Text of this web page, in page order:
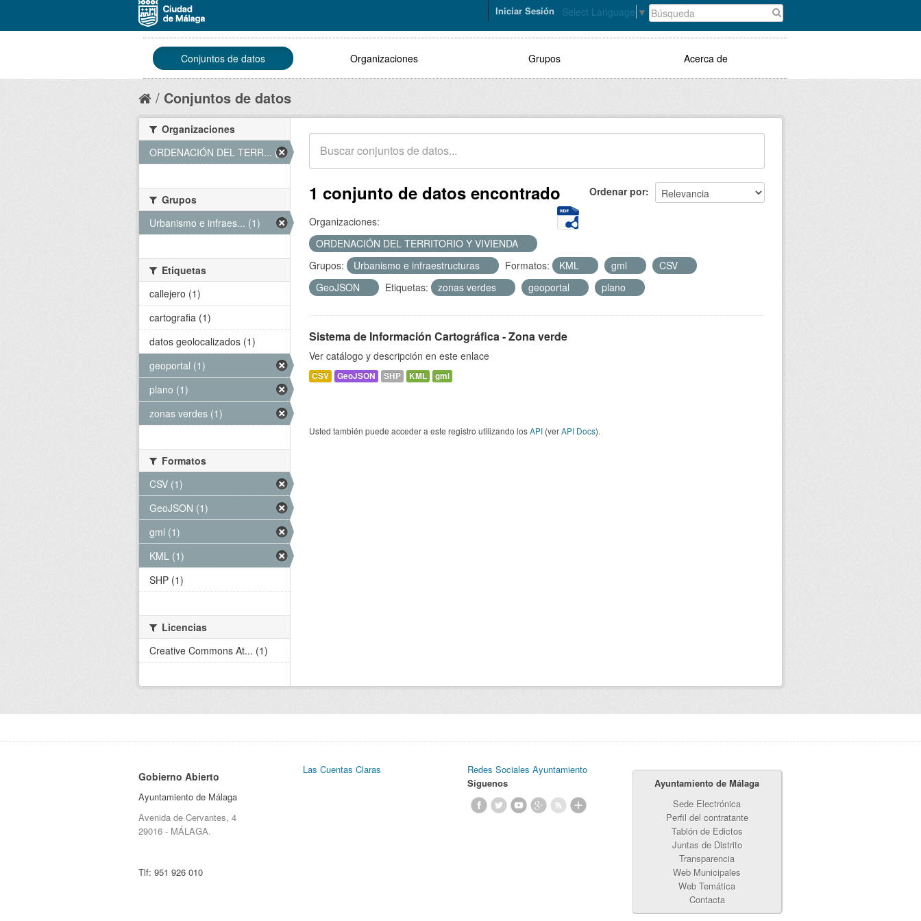
Select Language ▼
Iniciar Sesión
Conjuntos de datos Organizaciones Grupos Acerca de
Conjuntos de datos
Ordenar por
1 conjunto de datos encontrado
Organizaciones:
ORDENACIÓN DEL TERRITORIO Y VIVIENDA
Grupos:
Urbanismo e infraestructuras Formatos: KML gml
CSV
GeoJSON
Etiquetas: zonas verdes geoportal plano
Sistema de Información Cartográfica - Zona verde
Ver catálogo y descripción en este enlace
CSV GeoJSON SHP KML gml
Usted también puede acceder a este registro utilizando losAPI (verAPI Docs).
Organizaciones
ORDENACIÓN DEL TERR... (1)
Grupos
Urbanismo e infraes... (1)
Etiquetas
callejero (1)
cartografia (1)
datos geolocalizados (1)
geoportal (1)
plano (1)
zonas verdes (1)
Formatos
CSV (1)
GeoJSON (1)
gml (1)
KML (1)
SHP (1)
Licencias
Creative Commons At... (1)
Gobierno Abierto
Ayuntamiento de Málaga
Avenida de Cervantes, 4
29016 - MÁLAGA.
Tlf: 951 926 010
Las Cuentas Claras
Redes Sociales Ayuntamiento
Síguenos
Ayuntamiento de Málaga
Sede Electrónica
Perfil del contratante
Tablón de Edictos
Juntas de Distrito
Transparencia
Web Municipales
Web Temática
Contacta